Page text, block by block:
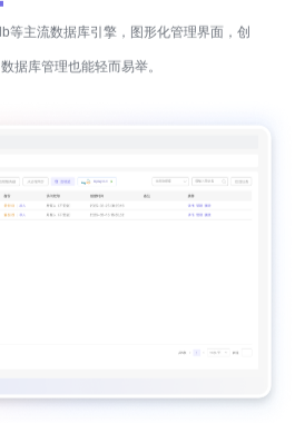
等主流数据库引擎，图形化管理界面，创
据库管理也能轻而易举。